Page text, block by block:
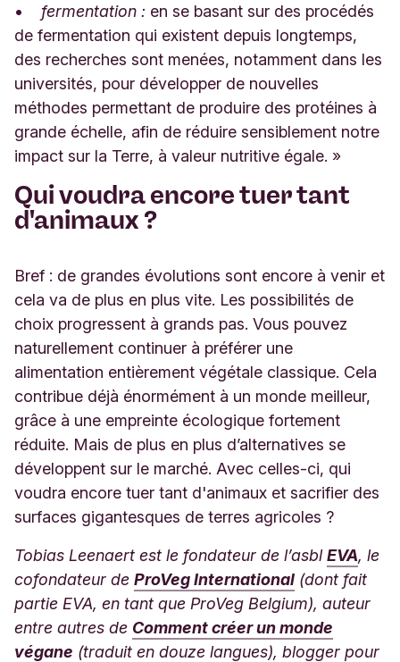
• fermentation : en se basant sur des procédés
de fermentation qui existent depuis longtemps,
des recherches sont menées, notamment dans les
universités, pour développer de nouvelles
méthodes permettant de produire des protéines à
grande échelle, afin de réduire sensiblement notre
impact sur la Terre, à valeur nutritive égale. »
Qui voudra encore tuer tant
d'animaux ?
Bref : de grandes évolutions sont encore à venir et
cela va de plus en plus vite. Les possibilités de
choix progressent à grands pas. Vous pouvez
naturellement continuer à préférer une
alimentation entièrement végétale classique. Cela
contribue déjà énormément à un monde meilleur,
grâce à une empreinte écologique fortement
réduite. Mais de plus en plus d’alternatives se
développent sur le marché. Avec celles-ci, qui
voudra encore tuer tant d'animaux et sacrifier des
surfaces gigantesques de terres agricoles ?
Tobias Leenaert est le fondateur de l’asblEVA, le
cofondateur de ProVeg International (dont fait
partie EVA, en tant que ProVeg Belgium), auteur
entre autres de Comment créer un monde
végane (traduit en douze langues), blogger pour